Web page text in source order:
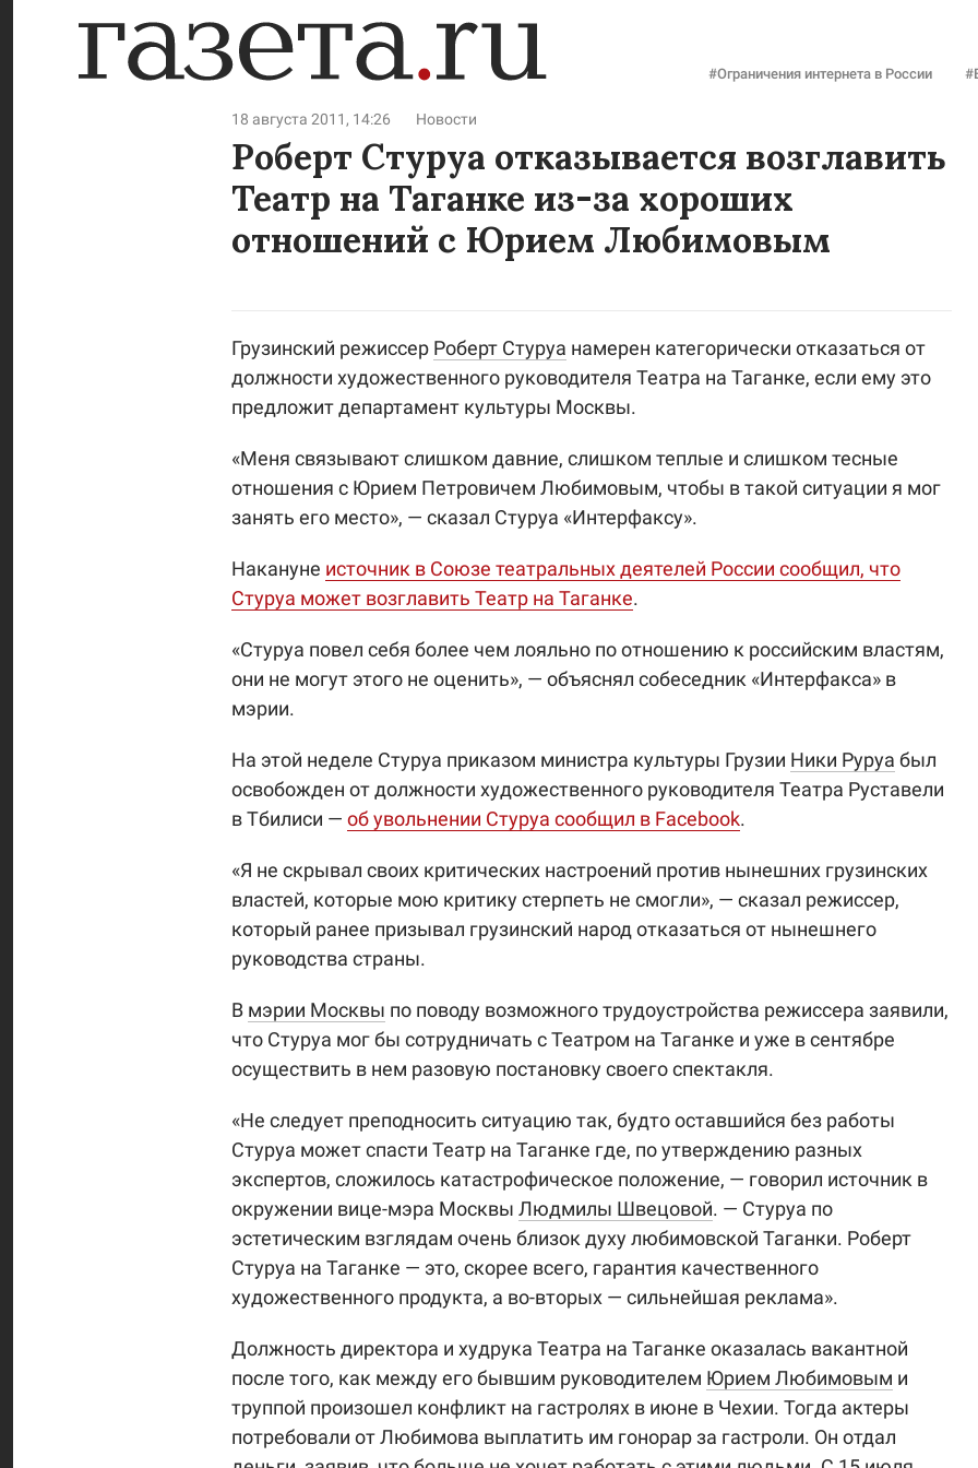
#Ограничения интернета в России
18 августа 2011, 14:26 Новости
Роберт Стуруа отказывается возглавить
Театр на Таганке из-за хороших
отношений с Юрием Любимовым
Грузинский режиссер Роберт Стуруа намерен категорически отказаться от
должности художественного руководителя Театра на Таганке, если ему это
предложит департамент культуры Москвы.
«Меня связывают слишком давние, слишком теплые и слишком тесные
отношения с Юрием Петровичем Любимовым, чтобы в такой ситуации я мог
занять его место», — сказал Стуруа «Интерфаксу».
Накануне источник в Союзе театральных деятелей России сообщил, что
Стуруа может возглавить Театр на Таганке.
«Стуруа повел себя более чем лояльно по отношению к российским властям,
они не могут этого не оценить», — объяснял собеседник «Интерфакса» в
мэрии.
На этой неделе Стуруа приказом министра культуры Грузии Ники Руруа был
освобожден от должности художественного руководителя Театра Руставели
в Тбилиси — об увольнении Стуруа сообщил в Facebook.
«Я не скрывал своих критических настроений против нынешних грузинских
властей, которые мою критику стерпеть не смогли», — сказал режиссер,
который ранее призывал грузинский народ отказаться от нынешнего
руководства страны.
В мэрии Москвы по поводу возможного трудоустройства режиссера заявили,
что Стуруа мог бы сотрудничать с Театром на Таганке и уже в сентябре
осуществить в нем разовую постановку своего спектакля.
«Не следует преподносить ситуацию так, будто оставшийся без работы
Стуруа может спасти Театр на Таганке где, по утверждению разных
экспертов, сложилось катастрофическое положение, — говорил источник в
окружении вице-мэра Москвы Людмилы Швецовой. — Стуруа по
эстетическим взглядам очень близок духу любимовской Таганки. Роберт
Стуруа на Таганке — это, скорее всего, гарантия качественного
художественного продукта, а во-вторых — сильнейшая реклама».
Должность директора и худрука Театра на Таганке оказалась вакантной
после того, как между его бывшим руководителем Юрием Любимовым и
труппой произошел конфликт на гастролях в июне в Чехии. Тогда актеры
потребовали от Любимова выплатить им гонорар за гастроли. Он отдал